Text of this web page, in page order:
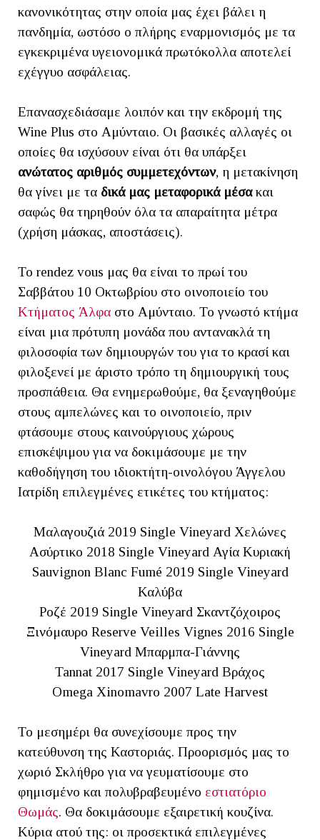
κανονικότητας στην οποία μας έχει βάλει η
πανδημία, ωστόσο ο πλήρης εναρμονισμός με τα
εγκεκριμένα υγειονομικά πρωτόκολλα αποτελεί
εχέγγυο ασφάλειας.
Επανασχεδιάσαμε λοιπόν και την εκδρομή της
Wine Plus στο Αμύνταιο. Οι βασικές αλλαγές οι
οποίες θα ισχύσουν είναι ότι θα υπάρξει
ανώτατος αριθμός συμμετεχόντων, η μετακίνηση
θα γίνει με τα δικά μας μεταφορικά μέσακαι
σαφώς θα τηρηθούν όλα τα απαραίτητα μέτρα
(χρήση μάσκας, αποστάσεις).
Το rendez vous μας θα είναι το πρωί του
Σαββάτου 10 Οκτωβρίου στο οινοποιείο του
Κτήματος Άλφα στο Αμύνταιο. Το γνωστό κτήμα
είναι μια πρότυπη μονάδα που αντανακλά τη
φιλοσοφία των δημιουργών του για το κρασί και
φιλοξενεί με άριστο τρόπο τη δημιουργική τους
προσπάθεια. Θα ενημερωθούμε, θα ξεναγηθούμε
στους αμπελώνες και το οινοποιείο, πριν
φτάσουμε στους καινούργιους χώρους
επισκέψιμου για να δοκιμάσουμε με την
καθοδήγηση του ιδιοκτήτη-οινολόγου Άγγελου
Ιατρίδη επιλεγμένες ετικέτες του κτήματος:
Μαλαγουζιά 2019 Single Vineyard Χελώνες
Ασύρτικο 2018 Single Vineyard Αγία Κυριακή
Sauvignon Blanc Fumé 2019 Single Vineyard
Καλύβα
Ροζέ 2019 Single Vineyard Σκαντζόχοιρος
Ξινόμαυρο Reserve Veilles Vignes 2016 Single
Vineyard Μπαρμπα-Γιάννης
Tannat 2017 Single Vineyard Βράχος
Omega Xinomavro 2007 Late Harvest
Το μεσημέρι θα συνεχίσουμε προς την
κατεύθυνση της Καστοριάς. Προορισμός μας το
χωριό Σκλήθρο για να γευματίσουμε στο
φημισμένο και πολυβραβευμένο εστιατόριο
Θωμάς. Θα δοκιμάσουμε εξαιρετική κουζίνα.
Κύρια ατού της: οι προσεκτικά επιλεγμένες